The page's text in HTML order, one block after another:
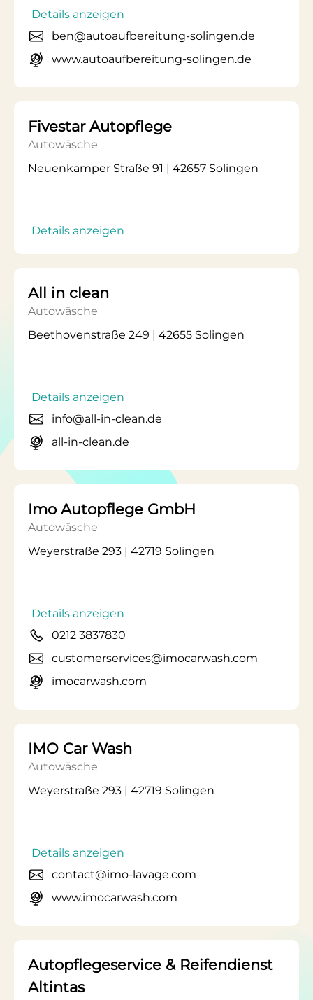
Details anzeigen
ben@autoaufbereitung-solingen.de
www.autoaufbereitung-solingen.de
Fivestar Autopflege
Autowäsche
Neuenkamper Straße 91 | 42657 Solingen
Details anzeigen
All in clean
Autowäsche
Beethovenstraße 249 | 42655 Solingen
Details anzeigen
info@all-in-clean.de
all-in-clean.de
Imo Autopflege GmbH
Autowäsche
Weyerstraße 293 | 42719 Solingen
Details anzeigen
0212 3837830
customerservices@imocarwash.com
imocarwash.com
IMO Car Wash
Autowäsche
Weyerstraße 293 | 42719 Solingen
Details anzeigen
contact@imo-lavage.com
www.imocarwash.com
Autopflegeservice & Reifendienst
Altintas